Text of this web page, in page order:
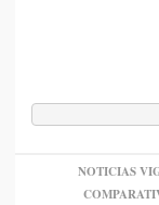
NOTICIAS